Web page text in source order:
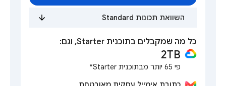
השוואת תכונות Standard
כל מה שמקבלים בתוכנית Starter, וגם:
2TB
פי 65 יותר מבתוכנית Starter*